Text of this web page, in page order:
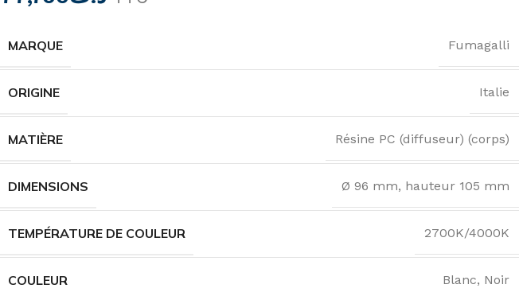
MARQUE Fumagalli
ORIGINE Italie
MATIÈRE Résine PC (diffuseur) (corps)
DIMENSIONS Ø 96 mm, hauteur 105 mm
TEMPÉRATURE DE COULEUR 2700K/4000K
COULEUR Blanc, Noir